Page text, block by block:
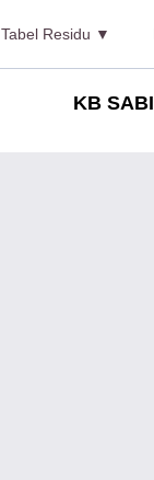
Tabel Residu ▼
KB